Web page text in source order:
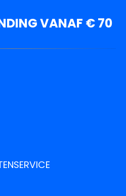
VANAF € 70